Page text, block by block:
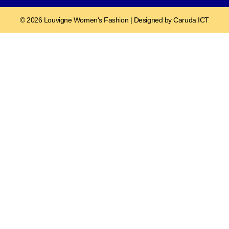
© 2026 Louvigne Women's Fashion | Designed by Caruda ICT